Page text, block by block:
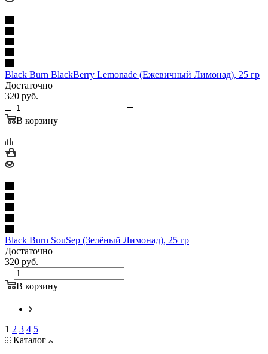
Black Burn BlackBerry Lemonade (Ежевичный Лимонад), 25 гр
Достаточно
320 руб.
В корзину
Black Burn SouSep (Зелёный Лимонад), 25 гр
Достаточно
320 руб.
В корзину
1 2 3 4 5
Каталог